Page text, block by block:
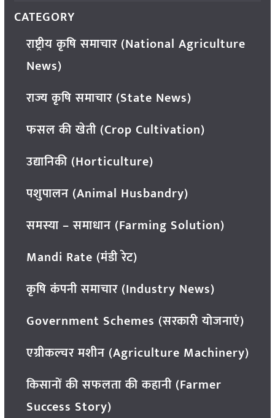
CATEGORY
राष्ट्रीय कृषि समाचार (National Agriculture
News)
राज्य कृषि समाचार (State News)
फसल की खेती (Crop Cultivation)
उद्यानिकी (Horticulture)
पशुपालन (Animal Husbandry)
समस्या – समाधान (Farming Solution)
Mandi Rate (मंडी रेट)
कृषि कंपनी समाचार (Industry News)
Government Schemes (सरकारी योजनाएं)
एग्रीकल्चर मशीन (Agriculture Machinery)
किसानों की सफलता की कहानी (Farmer
Success Story)